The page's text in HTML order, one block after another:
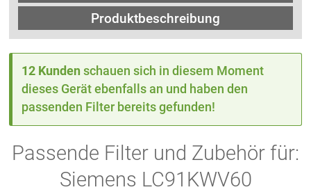
Produktbeschreibung
12 Kunden schauen sich in diesem Moment
dieses Gerät ebenfalls an und haben den
passenden Filter bereits gefunden!
Passende Filter und Zubehör für:
Siemens LC91KWV60